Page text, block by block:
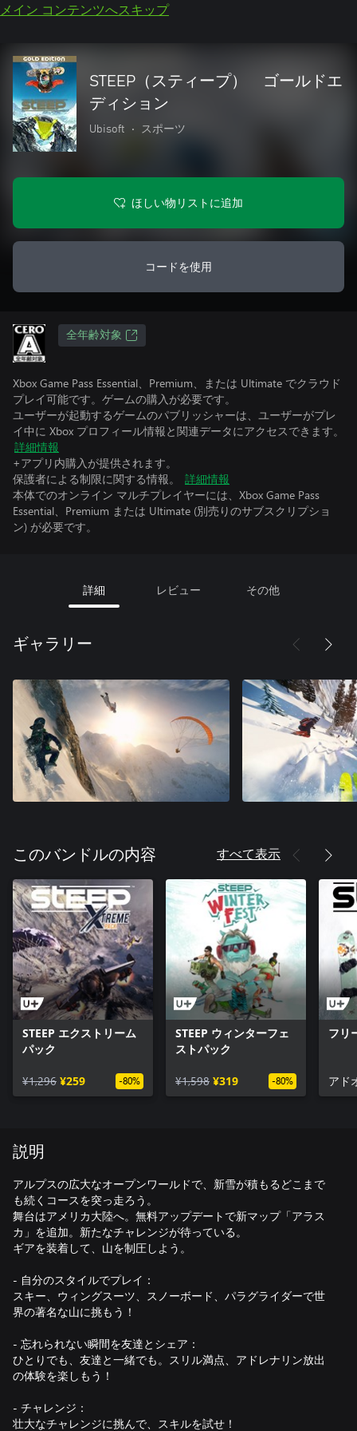
メイン コンテンツへスキップ
STEEP（スティープ） ゴールドエ
ディション
Ubisoft • スポーツ
ほしい物リストに追加
コードを使用
全年齢対象
Xbox Game Pass Essential、Premium、または Ultimate でクラウド
プレイ可能です。ゲームの購入が必要です。
ユーザーが起動するゲームのパブリッシャーは、ユーザーがプレ
イ中に Xbox プロフィール情報と関連データにアクセスできます。
詳細情報
+アプリ内購入が提供されます。
保護者による制限に関する情報。
詳細情報
本体でのオンライン マルチプレイヤーには、Xbox Game Pass
Essential、Premium または Ultimate (別売りのサブスクリプショ
ン) が必要です。
詳細 レビュー その他
ギャラリー
このバンドルの内容 すべて表示
STEEP エクストリーム
パック
¥1,296 ¥259 -80%
STEEP ウィンターフェ
ストパック
¥1,598 ¥319 -80%
フリ
アド
説明
アルプスの広大なオープンワールドで、新雪が積もるどこまで
も続くコースを突っ走ろう。
舞台はアメリカ大陸へ。無料アップデートで新マップ「アラス
カ」を追加。新たなチャレンジが待っている。
ギアを装着して、山を制圧しよう。
- 自分のスタイルでプレイ：
スキー、ウィングスーツ、スノーボード、パラグライダーで世
界の著名な山に挑もう！
- 忘れられない瞬間を友達とシェア：
ひとりでも、友達と一緒でも。スリル満点、アドレナリン放出
の体験を楽しもう！
- チャレンジ：
壮大なチャレンジに挑んで、スキルを試せ！